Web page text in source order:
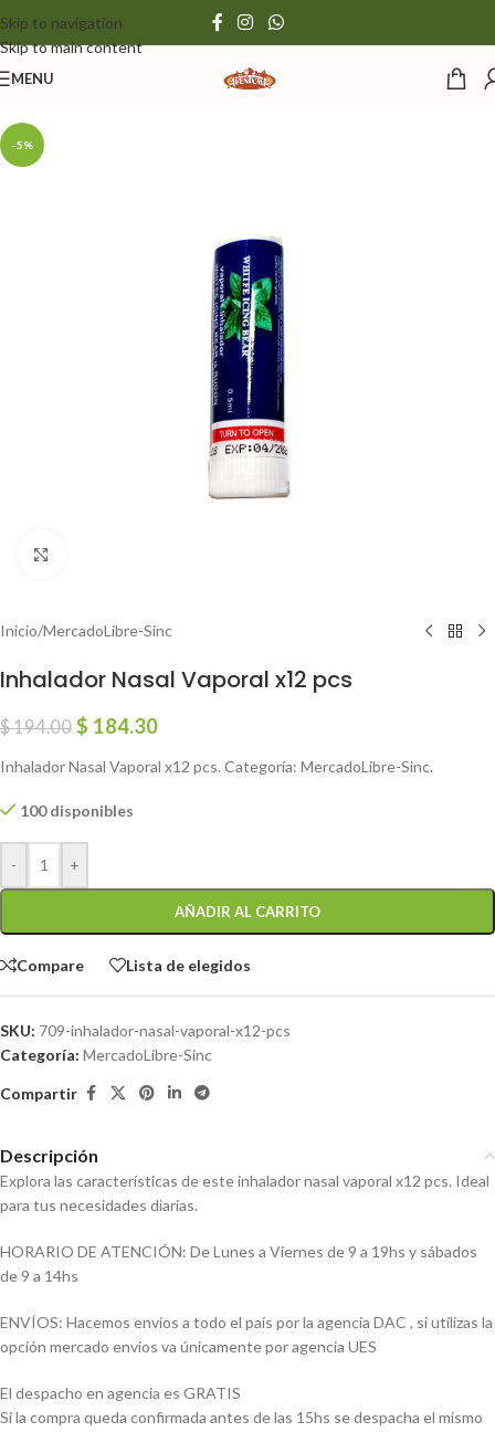
Skip to navigation
Skip to main content
MENU
-5%
Inicio/MercadoLibre-Sinc
Inhalador Nasal Vaporal x12 pcs
$194.00 $ 184.30
Inhalador Nasal Vaporal x12 pcs. Categoría: MercadoLibre-Sinc.
100 disponibles
- +
AÑADIR AL CARRITO
Compare Lista de elegidos
SKU: 709-inhalador-nasal-vaporal-x12-pcs
Categoría: MercadoLibre-Sinc
Compartir
Descripción
Explora las características de este inhalador nasal vaporal x12 pcs. Ideal
para tus necesidades diarias.
HORARIO DE ATENCIÓN: De Lunes a Viernes de 9 a 19hs y sábados
de 9 a 14hs
ENVÍOS: Hacemos envíos a todo el país por la agencia DAC , si utilizas la
opción mercado envíos va únicamente por agencia UES
El despacho en agencia es GRATIS
Si la compra queda confirmada antes de las 15hs se despacha el mismo